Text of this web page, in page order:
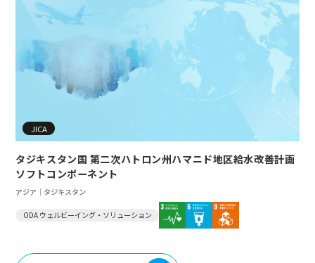
JICA
タジキスタン国 第二次ハトロン州ハマニド地区給水改善計画
ソフトコンポーネント
アジア｜タジキスタン
ODA ウェルビーイング・ソリューション